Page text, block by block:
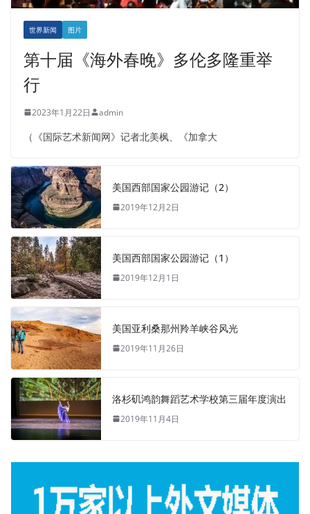
世界新闻 图片
第十届《海外春晚》多伦多隆重举
行
2023年1月22日 admin
（《国际艺术新闻网》记者北美枫、《加拿大
美国西部国家公园游记（2）
2019年12月2日
美国西部国家公园游记（1）
2019年12月1日
美国亚利桑那州羚羊峡谷风光
2019年11月26日
洛杉矶鸿韵舞蹈艺术学校第三届年度演出
2019年11月4日